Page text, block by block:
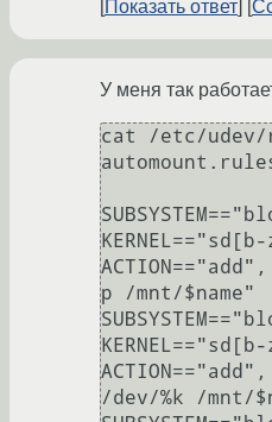
Показать ответ
У меня так
cat /etc/
p /mnt/$name"
/dev/%k /mnt/